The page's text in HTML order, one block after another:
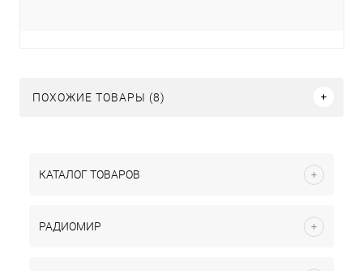
ПОХОЖИЕ ТОВАРЫ (8)
КАТАЛОГ ТОВАРОВ
РАДИОМИР